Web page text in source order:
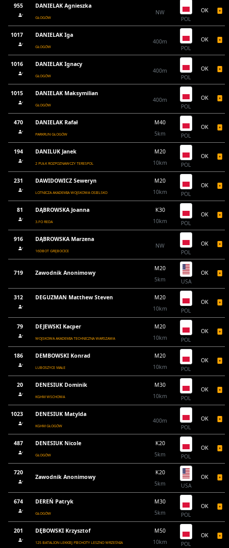
955 DANIELAK Agnieszka
GŁOGÓW
NW
POL
OK
1017 DANIELAK Iga
GŁOGÓW
400m
POL
OK
1016 DANIELAK Ignacy
GŁOGÓW
400m
POL
OK
1015 DANIELAK Maksymilian
GŁOGÓW
400m
POL
OK
470 DANIELAK Rafał
PARKRUN GŁOGÓW
M40
5km
POL
OK
194 DANILUK Janek
2 PUŁK ROZPOZNAWCZY TERESPOL
M20
10km
POL
OK
231 DAWIDOWICZ Seweryn
LOTNICZA AKADEMIA WOJSKOWA OSIELSKO
M20
10km
POL
OK
81 DĄBROWSKA Joanna
3.FO REDA
K30
10km
POL
OK
916 DĄBROWSKA Marzena
16DBOT GRĘBOCICE
NW
POL
OK
719 Zawodnik Anonimowy
M20
5km
USA
OK
312 DEGUZMAN Matthew Steven
M20
10km
POL
OK
79 DEJEWSKI Kacper
WOJSKOWA AKADEMIA TECHNICZNA WARSZAWA
M20
10km
POL
OK
186 DEMBOWSKI Konrad
LUBOSZYCE MAŁE
M20
10km
POL
OK
20 DENESIUK Dominik
KGHM WSCHOWA
M30
10km
POL
OK
1023 DENESIUK Matylda
KGHM GŁOGÓW
400m
POL
OK
487 DENESIUK Nicole
GŁOGÓW
K20
5km
POL
OK
720
Zawodnik Anonimowy
K20
5km
USA
OK
674 DEREŃ Patryk
GŁOGÓW
M30
5km
POL
OK
201 DĘBOWSKI Krzysztof
125 BATALION LEKKIEJ PIECHOTY LESZNO WRZEŚNIA
M50
10km
POL
OK